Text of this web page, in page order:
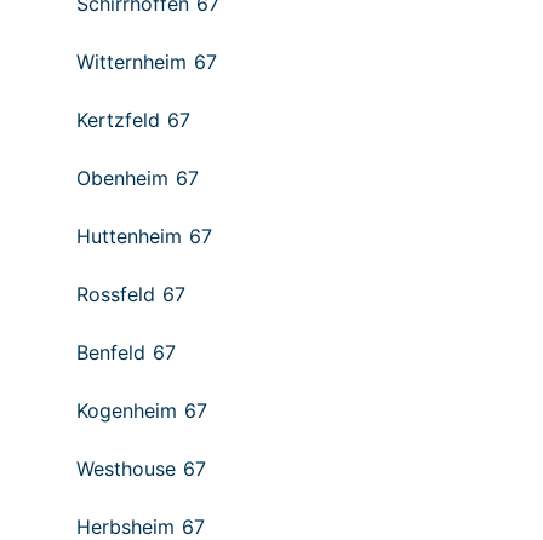
Witternheim 67
Kertzfeld 67
Obenheim 67
Huttenheim 67
Rossfeld 67
Benfeld 67
Kogenheim 67
Westhouse 67
Herbsheim 67